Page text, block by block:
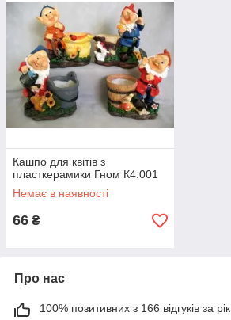
Кашпо для квітів з
пласткерамики Гном К4.001
Немає в наявності
66 ₴
Про нас
100% позитивних з 166 відгуків за рік